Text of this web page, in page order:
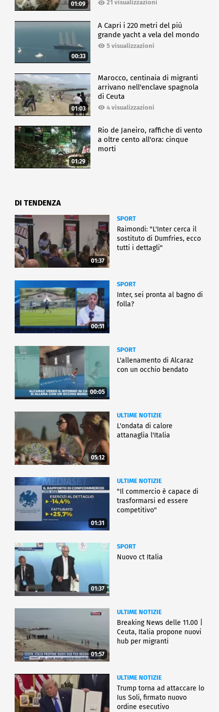
01:09 21 visualizzazioni
00:33
A Capri i 220 metri del più
grande yacht a vela del mondo
5 visualizzazioni
01:03
Marocco, centinaia di migranti
arrivano nell'enclave spagnola
di Ceuta
4 visualizzazioni
01:29
Rio de Janeiro, raffiche di vento
a oltre cento all'ora: cinque
morti
DI TENDENZA
01:37
SPORT
Raimondi: "L'Inter cerca il
sostituto di Dumfries, ecco
tutti i dettagli"
00:51
SPORT
Inter, sei pronta al bagno di
folla?
00:05
SPORT
L'allenamento di Alcaraz
con un occhio bendato
05:12
ULTIME NOTIZIE
L'ondata di calore
attanaglia l'Italia
01:31
ULTIME NOTIZIE
"Il commercio è capace di
trasformarsi ed essere
competitivo"
01:37
SPORT
Nuovo ct Italia
01:57
ULTIME NOTIZIE
Breaking News delle 11.00 |
Ceuta, Italia propone nuovi
hub per migranti
ULTIME NOTIZIE
Trump torna ad attaccare lo
Ius Soli, firmato nuovo
ordine esecutivo